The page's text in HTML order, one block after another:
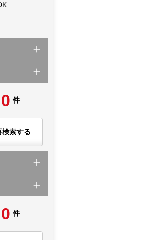
0 件
検索する
0 件